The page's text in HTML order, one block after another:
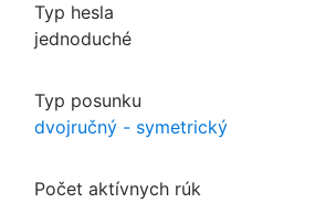
Typ hesla
jednoduché
Typ posunku
dvojručný - symetrický
Počet aktívnych rúk